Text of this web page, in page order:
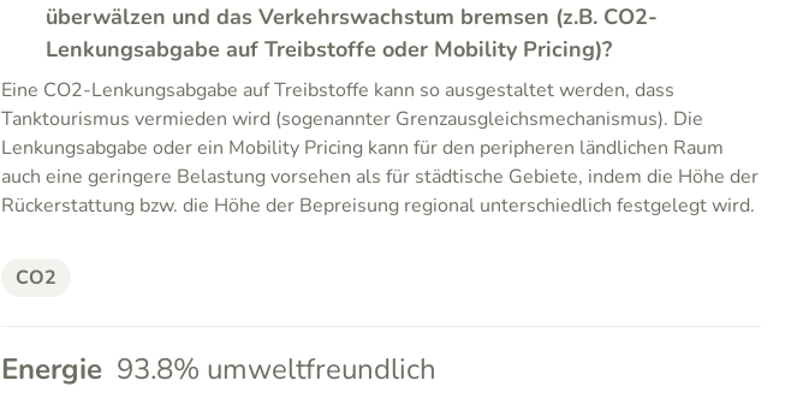
überwälzen und das Verkehrswachstum bremsen (z.B. CO2-
Lenkungsabgabe auf Treibstoffe oder Mobility Pricing)?
Eine CO2-Lenkungsabgabe auf Treibstoffe kann so ausgestaltet werden, dass
Tanktourismus vermieden wird (sogenannter Grenzausgleichsmechanismus). Die
Lenkungsabgabe oder ein Mobility Pricing kann für den peripheren ländlichen Raum
auch eine geringere Belastung vorsehen als für städtische Gebiete, indem die Höhe der
Rückerstattung bzw. die Höhe der Bepreisung regional unterschiedlich festgelegt wird.
CO2
Energie 93.8% umweltfreundlich